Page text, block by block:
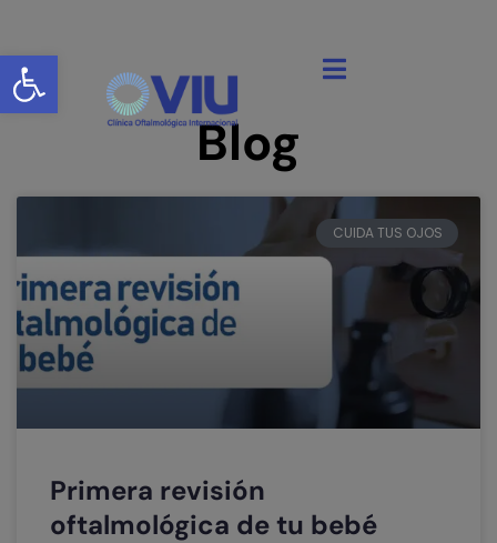
Abrir barra de herramientas
Blog
CUIDA TUS OJOS
Primera revisión
oftalmológica de tu bebé